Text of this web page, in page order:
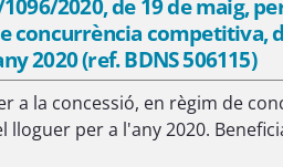
1096/2020, de 19 de maig,
concurrència competitiva,
2020 (ref. BDNS 506115)
a la concessió, en règim de
per a l'any 2020.